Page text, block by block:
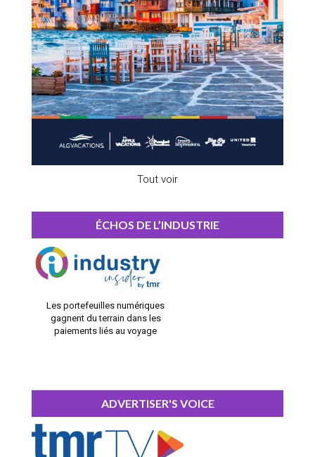
Tout voir
ÉCHOS DE L’INDUSTRIE
Les portefeuilles numériques
gagnent du terrain dans les
paiements liés au voyage
ADVERTISER'S VOICE